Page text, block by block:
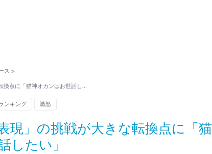
ス >
換点に「猫神オカンはお世話し…
ンキング 激怒
現」の挑戦が大きな転換点に「猫
したい」